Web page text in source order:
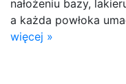
nałożeniu bazy,
a każda powłoka
więcej »